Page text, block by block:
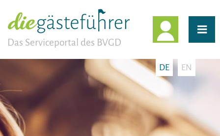
Das Serviceportal des BVGD
DE EN